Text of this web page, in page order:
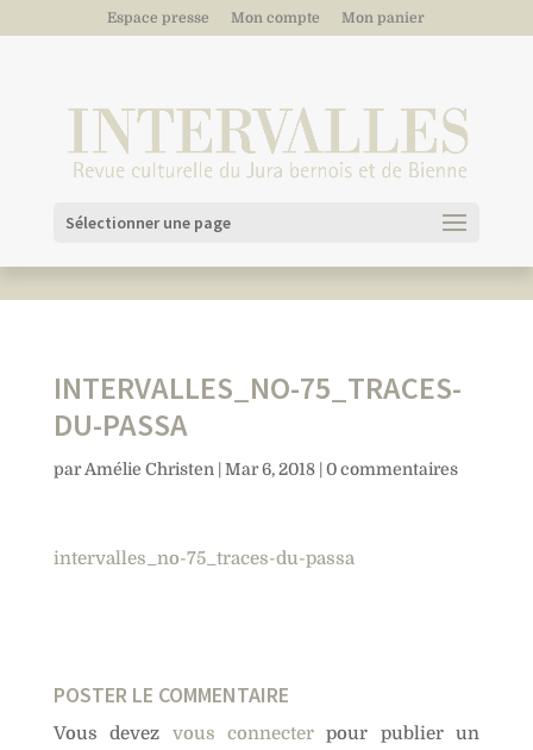
Espace presse Mon compte Mon panier
Sélectionner une page
INTERVALLES_NO-75_TRACES-
DU-PASSA
parAmélie Christen | Mar 6, 2018| 0 commentaires
intervalles_no-75_traces-du-passa
POSTER LE COMMENTAIRE
Vous devez vous connecter pour publier un